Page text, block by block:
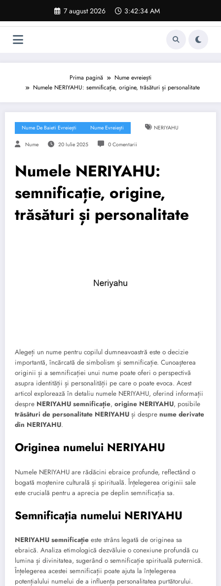
conținut
7 august 2026 3:42:35 AM
Prima pagină
Nume evreiești
Numele NERIYAHU: semnificație, origine, trăsături și personalitate
Nume De Baieti Evreiești Nume Evreiești NERIYAHU
Nume 20 Iulie 2025 0 Comentarii
Numele NERIYAHU:
semnificație, origine,
trăsături și personalitate
Alegeți un nume pentru copilul dumneavoastră este o decizie
importantă, încărcată de simbolism și semnificație. Cunoașterea
originii și a semnificației unui nume poate oferi o perspectivă
asupra identității și personalității pe care o poate evoca. Acest
articol explorează în detaliu numele NERIYAHU, oferind informații
despre NERIYAHU semnificație, origine NERIYAHU, posibile
trăsături de personalitate NERIYAHU și despre nume derivate
din NERIYAHU.
Originea numelui NERIYAHU
Numele NERIYAHU are rădăcini ebraice profunde, reflectând o
bogată moștenire culturală și spirituală. Înțelegerea originii sale
este crucială pentru a aprecia pe deplin semnificația sa.
Semnificația numelui NERIYAHU
NERIYAHU semnificație este strâns legată de originea sa
ebraică. Analiza etimologică dezvăluie o conexiune profundă cu
lumina și divinitatea, sugerând o semnificație spirituală puternică.
Înțelegerea acestei semnificații poate ajuta la înțelegerea
potențialului numelui de a influența personalitatea purtătorului.